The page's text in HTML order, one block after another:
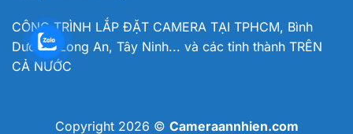
CÔNG TRÌNH LẮP ĐẶT CAMERA TẠI TPHCM, Bình
Dương, Long An, Tây Ninh... và các tỉnh thành TRÊN
CẢ NƯỚC
Copyright 2026 © Cameraannhien.com